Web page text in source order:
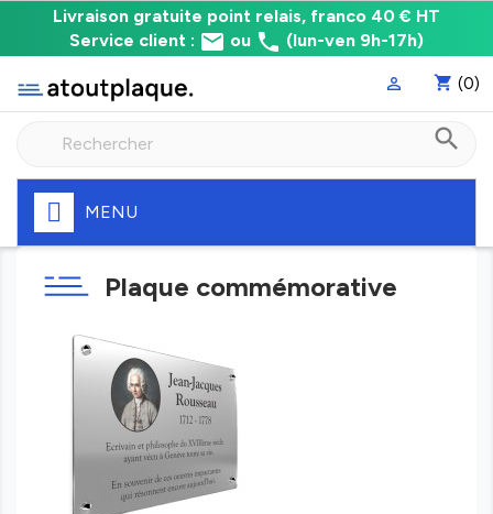
Livraison gratuite point relais, franco 40 € HT
Service client : email ou phone (lun-ven 9h-17h)
Livraison
relais,
franco
Fabrication
shopping_cart (0)

search
MENU
Plaque commémorative